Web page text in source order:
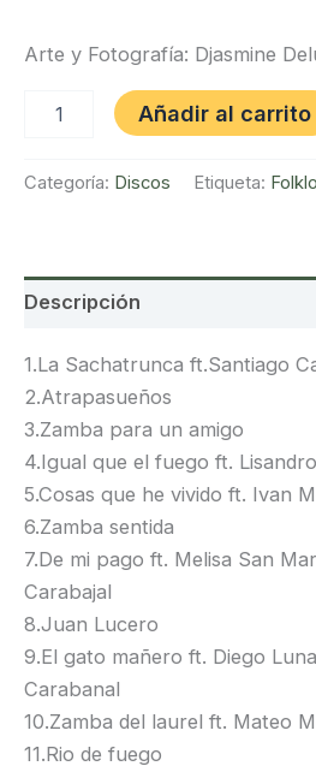
Arte y Fotografía: Djasmine
Ckallariynin
Añadir al carrito
Categoría: Discos Etiqueta:
Descripción
1.La Sachatrunca ft.Santiago
2.Atrapasueños
3.Zamba para un amigo
4.Igual que el fuego ft.
5.Cosas que he vivido ft. Ivan
6.Zamba sentida
7.De mi pago ft. Melisa San
Carabajal
8.Juan Lucero
9.El gato mañero ft. Diego
Carabanal
10.Zamba del laurel ft. Mateo
11.Rio de fuego